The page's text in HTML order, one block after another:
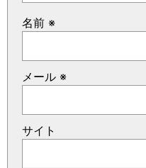
名前 ※
メール ※
サイト